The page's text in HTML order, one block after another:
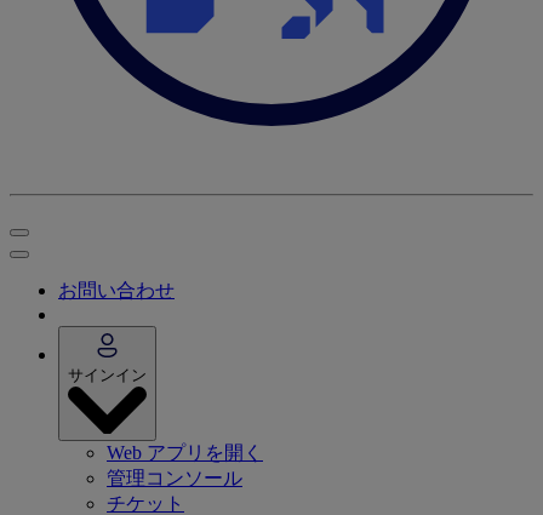
お問い合わせ
サインイン
Web アプリを開く
管理コンソール
チケット